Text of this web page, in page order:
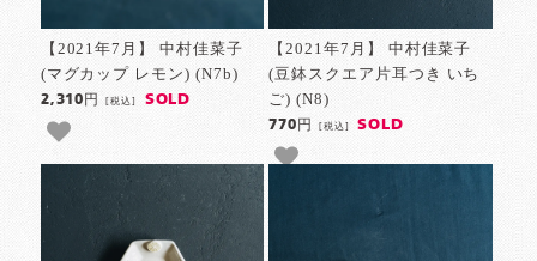
【2021年7月】 中村佳菜子
(マグカップ レモン) (N7b)
2,310円[税込] SOLD
【2021年7月】 中村佳菜子
(豆鉢スクエア片耳つき いち
ご) (N8)
770円 [税込] SOLD